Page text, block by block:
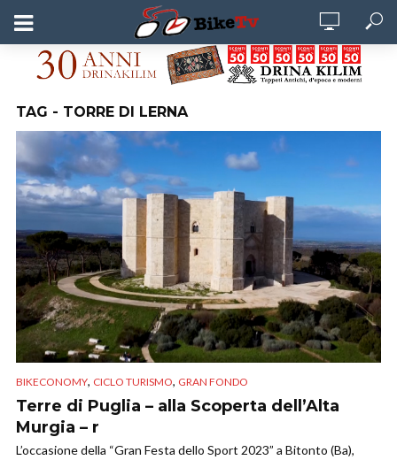
TAG - TORRE DI LERNA
BIKECONOMY, CICLO TURISMO, GRAN FONDO
Terre di Puglia – alla Scoperta dell’Alta
Murgia – r
L’occasione della “Gran Festa dello Sport 2023” a Bitonto (Ba),